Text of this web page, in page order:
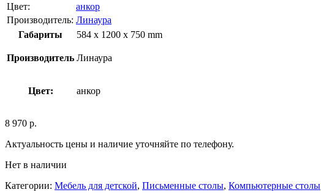
Цвет:
анкор
Производитель: Линаура
Габариты
584 x 1200 x 750 mm
Производитель Линаура
Цвет: анкор
8 970 р.
Актуальность цены и наличие уточняйте по телефону.
Нет в наличии
Категории: Мебель для детской, Письменные столы, Компьютерные столы